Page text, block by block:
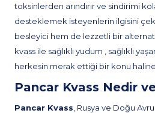
toksinlerden arındırır ve sindirimi
desteklemek isteyenlerin ilgisini
besleyici hem de lezzetli bir
kvass ile sağlıklı yudum , sağlıklı
herkesin merak ettiği bir konu
Pancar Kvass Nedir ve
Pancar Kvass , Rusya ve Doğu